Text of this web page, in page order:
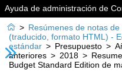
Ayuda de administración de
 > Resúmenes de notas
(traducido, formato HTML) -
estándar > Presupuesto >
anteriores > 2018 >
Budget Standard Edition de